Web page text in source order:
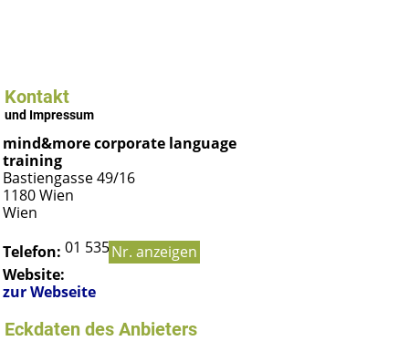
Kontakt
und Impressum
mind&more corporate language
training
Bastiengasse 49/16
1180Wien
Wien
Telefon: 01 535 96 95Nr. anzeigen
Website:
zur Webseite
Eckdaten des Anbieters